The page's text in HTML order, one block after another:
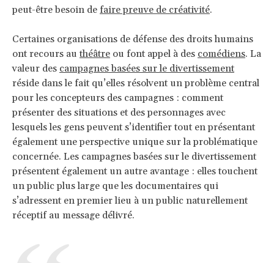
peut-être besoin de faire preuve de créativité.
Certaines organisations de défense des droits humains
ont recours au théâtre ou font appel à des comédiens. La
valeur des campagnes basées sur le divertissement
réside dans le fait qu’elles résolvent un problème central
pour les concepteurs des campagnes : comment
présenter des situations et des personnages avec
lesquels les gens peuvent s’identifier tout en présentant
également une perspective unique sur la problématique
concernée. Les campagnes basées sur le divertissement
présentent également un autre avantage : elles touchent
un public plus large que les documentaires qui
s’adressent en premier lieu à un public naturellement
réceptif au message délivré.